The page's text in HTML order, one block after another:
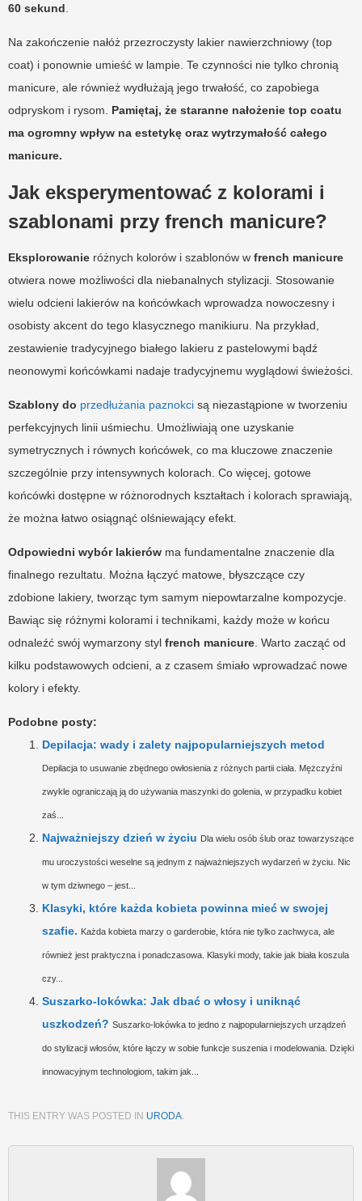
60 sekund
Na zakończenie nałóż przezroczysty lakier nawierzchniowy (top
coat) i ponownie umieść w lampie. Te czynności nie tylko chronią
manicure, ale również wydłużają jego trwałość, co zapobiega
odpryskom i rysom. Pamiętaj, że staranne nałożenie top coatu
ma ogromny wpływ na estetykę oraz wytrzymałość całego
manicure.
Jak eksperymentować z kolorami i
szablonami przy french manicure?
Eksplorowanie różnych kolorów i szablonów w french manicure
otwiera nowe możliwości dla niebanalnych stylizacji. Stosowanie
wielu odcieni lakierów na końcówkach wprowadza nowoczesny i
osobisty akcent do tego klasycznego manikiuru. Na przykład,
zestawienie tradycyjnego białego lakieru z pastelowymi bądź
neonowymi końcówkami nadaje tradycyjnemu wyglądowi świeżości.
Szablony do przedłużania paznokci są niezastąpione w tworzeniu
perfekcyjnych linii uśmiechu. Umożliwiają one uzyskanie
symetrycznych i równych końcówek, co ma kluczowe znaczenie
szczególnie przy intensywnych kolorach. Co więcej, gotowe
końcówki dostępne w różnorodnych kształtach i kolorach sprawiają,
że można łatwo osiągnąć olśniewający efekt.
Odpowiedni wybór lakierów ma fundamentalne znaczenie dla
finalnego rezultatu. Można łączyć matowe, błyszczące czy
zdobione lakiery, tworząc tym samym niepowtarzalne kompozycje.
Bawiąc się różnymi kolorami i technikami, każdy może w końcu
odnaleźć swój wymarzony styl french manicure . Warto zacząć od
kilku podstawowych odcieni, a z czasem śmiało wprowadzać nowe
kolory i efekty.
Podobne posty:
Depilacja: wady i zalety najpopularniejszych metod
Depilacja to usuwanie zbędnego owłosienia z różnych partii ciała. Mężczyźni
zwykle ograniczają ją do używania maszynki do golenia, w przypadku kobiet
zaś...
Najważniejszy dzień w życiu Dla wielu osób ślub oraz towarzyszące
mu uroczystości weselne są jednym z najważniejszych wydarzeń w życiu. Nic
w tym dziwnego – jest...
Klasyki, które każda kobieta powinna mieć w swojej
szafie. Każda kobieta marzy o garderobie, która nie tylko zachwyca, ale
również jest praktyczna i ponadczasowa. Klasyki mody, takie jak biała koszula
czy...
Suszarko-lokówka: Jak dbać o włosy i uniknąć
uszkodzeń? Suszarko-lokówka to jedno z najpopularniejszych urządzeń
do stylizacji włosów, które łączy w sobie funkcje suszenia i modelowania. Dzięki
innowacyjnym technologiom, takim jak...
THIS ENTRY WAS POSTED IN URODA